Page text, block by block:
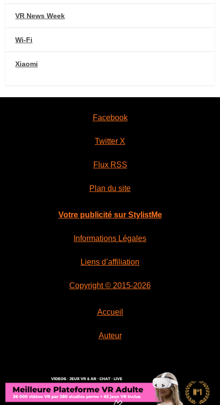
VR News Week
Wi-Fi
Xiaomi
Facebook
Twitter X
Flux RSS
Plan du site
Votre publicité sur StylistMe
Informations Légales
Liens d’affiliation
Copyright © 2015-2026
Accueil
Auteur